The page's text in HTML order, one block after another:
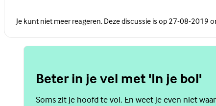
Je kunt niet meer reageren. Deze discussie is op 27-08-2019
Beter in je vel met 'In je bol'
Soms zit je hoofd te vol. En weet je even niet